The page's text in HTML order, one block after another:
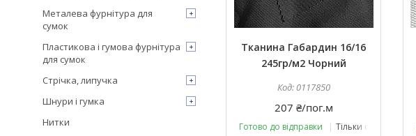
Тканина Габардин 16/16
245гр/м2 Чорний
0117850
207 ₴/пог.м
Готово до відправки Тільки оптом
Металева фурнітура для
сумок
Пластикова і гумова фурнітура
для сумок
Стрічка, липучка
Шнури і гумка
Нитки